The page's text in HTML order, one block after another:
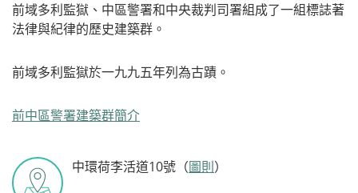
前域多利監獄、中區警署和中央裁判司署組成了一組標誌著
法律與紀律的歷史建築群。
前域多利監獄於一九九五年列為古蹟。
前中區警署建築群簡介
中環荷李活道10號（圖則）